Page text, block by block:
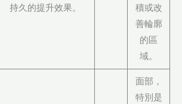
持久的提升效果。
積或改
善輪廓
的區
域。
面部，
特別是